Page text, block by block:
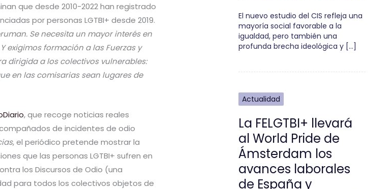
que desde 2010-2022 han registrado
por personas LGTBI+ desde 2019.
Se necesita un mayor interés en
exigimos formación a las Fuerzas y
dirigida a los colectivos vulnerables:
en las comisarias sean lugares de
, que recoge noticias reales
de incidentes de odio
, el periódico pretende mostrar la
que las personas LGTBI+ sufren en
los Discursos de Odio (una
para todos los colectivos objetos de
El nuevo estudio del CIS refleja una
mayoría social favorable a la
igualdad, pero también una
profunda brecha ideológica y […]
Actualidad
La FELGTBI+ llevará
al World Pride de
Ámsterdam los
avances laborales
de España y